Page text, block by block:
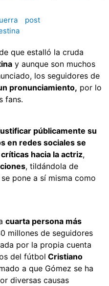
post
que estalló la cruda
y aunque son muchos
los seguidores de
pronunciamiento, por lo
fans.
públicamente su
en redes sociales se
hacia la actriz,
, tildándola de
pone a sí misma como
cuarta persona más
millones de seguidores
por la propia cuenta
del fútbol Cristiano
a que Gómez se ha
diversas causas